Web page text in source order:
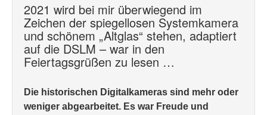
2021 wird bei mir überwiegend im
Zeichen der spiegellosen Systemkamera
und schönem „Altglas“ stehen, adaptiert
auf die DSLM – war in den
Feiertagsgrüßen zu lesen …
Die historischen Digitalkameras sind mehr oder
weniger abgearbeitet. Es war Freude und